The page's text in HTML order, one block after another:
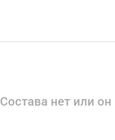
Состава нет или он